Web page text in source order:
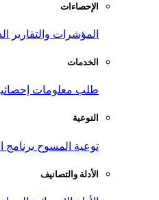
الإحصاءات
المؤشرات والتقارير
الخدمات
طلب معلومات
التوعية
توعية المسوح برنامج
الأدلة والتصانيف